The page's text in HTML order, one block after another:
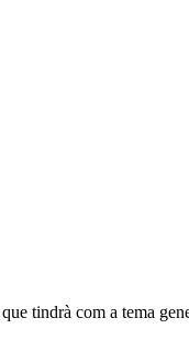
tindrà com a tema